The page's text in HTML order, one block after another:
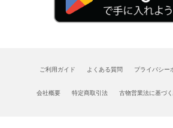
ご利用ガイド よくある質問 プライバシー
会社概要 特定商取引法 古物営業法に基づ